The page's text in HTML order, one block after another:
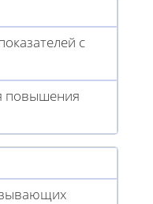
с
повышения